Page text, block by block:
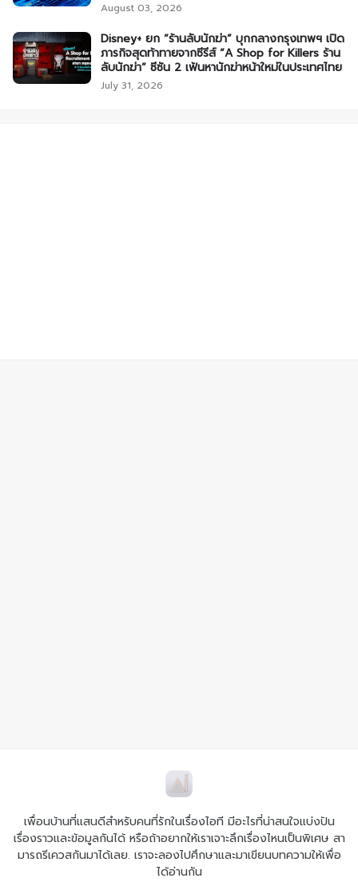
August 03, 2026
Disney+ ยก “ร้านลับนักฆ่า” บุกกลางกรุงเทพฯ เปิด
ภารกิจสุดท้าทายจากซีรีส์ “A Shop for Killers ร้าน
ลับนักฆ่า” ซีซัน 2 เฟ้นหานักฆ่าหน้าใหม่ในประเทศไทย
July 31, 2026
เพื่อนบ้านที่แสนดีสำหรับคนที่รักในเรื่องไอที มีอะไรที่น่าสนใจแบ่งปัน
เรื่องราวและข้อมูลกันได้ หรือถ้าอยากให้เราเจาะลึกเรื่องไหนเป็นพิเศษ สา
มารถรีเควสกันมาได้เลย. เราจะลองไปศึกษาและมาเขียนบทความให้เพื่อ
ได้อ่านกัน